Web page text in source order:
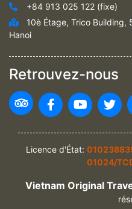
+84 913 025 122 (fixe)
10è Étage, Trico Building,
Hanoi
Retrouvez-nous
Licence d'État:
01024/
Vietnam Original